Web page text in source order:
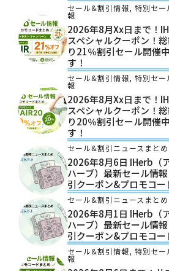
セール&割引情報, 特別セー
報
2026年8月xx日まで！
スペシャルクーポン！
り21％割引セール開催
す！
セール&割引情報, 特別セー
報
2026年8月xx日まで！
スペシャルクーポン！
り20％割引セール開催
す！
セール&割引ニュースまとめ
2026年8月6日 IHerb（
ハーブ）最新セール情
引クーポン&プロモコー
セール&割引ニュースまとめ
2026年8月1日 IHerb（
ハーブ）最新セール情
引クーポン&プロモコー
セール&割引情報, 特別セー
報